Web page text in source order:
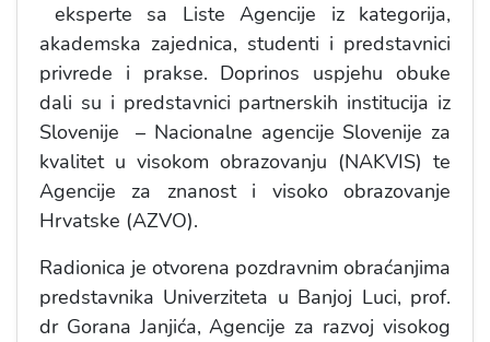
eksperte sa Liste Agencije iz kategorija,
akademska zajednica, studenti i predstavnici
privrede i prakse. Doprinos uspjehu obuke
dali su i predstavnici partnerskih institucija iz
Slovenije – Nacionalne agencije Slovenije za
kvalitet u visokom obrazovanju (NAKVIS) te
Agencije za znanost i visoko obrazovanje
Hrvatske (AZVO).
Radionica je otvorena pozdravnim obraćanjima
predstavnika Univerziteta u Banjoj Luci, prof.
dr Gorana Janjića, Agencije za razvoj visokog